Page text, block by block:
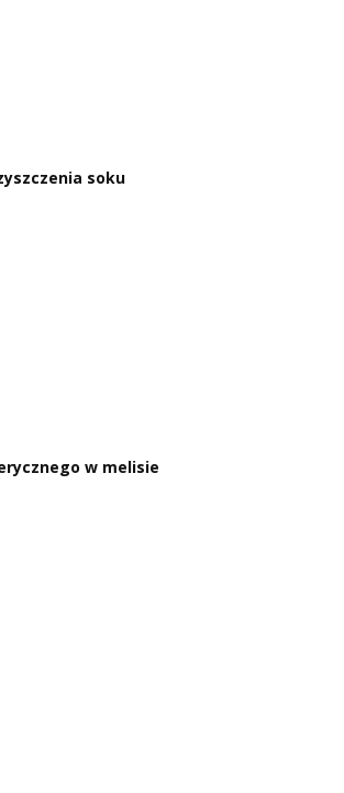
soku
w melisie